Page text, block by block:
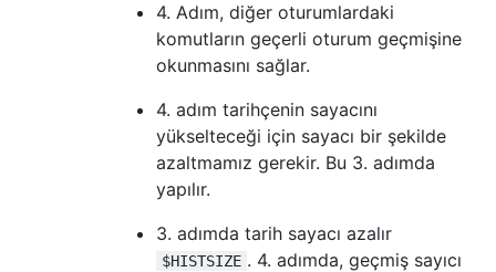
4. Adım, diğer oturumlardaki
komutların geçerli oturum geçmişine
okunmasını sağlar.
4. adım tarihçenin sayacını
yükselteceği için sayacı bir şekilde
azaltmamız gerekir. Bu 3. adımda
yapılır.
3. adımda tarih sayacı azalır
$HISTSIZE . 4. adımda, geçmiş sayıcı